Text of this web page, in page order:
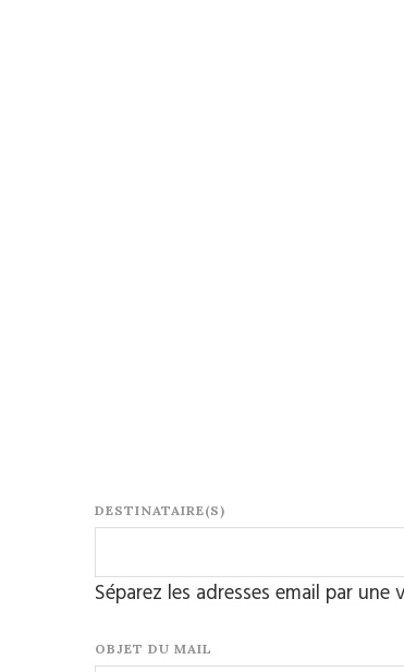
DESTINATAIRE(S)
Séparez les adresses email par une
OBJET DU MAIL